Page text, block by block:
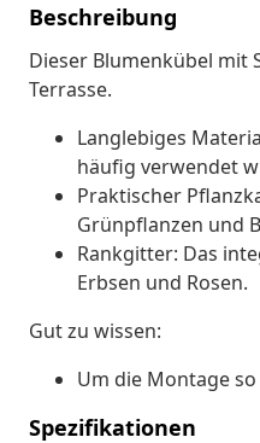
Beschreibung
Dieser Blumenkübel mit
Terrasse.
Langlebiges
häufig verwendet
Praktischer
Grünpflanzen und
Rankgitter: Das
Erbsen und Rosen.
Gut zu wissen:
Um die Montage
Spezifikationen